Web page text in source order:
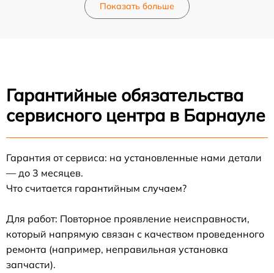
Показать больше
Гарантийные обязательства
сервисного центра в Барнауле
Гарантия от сервиса: на установленные нами детали
— до 3 месяцев.
Что считается гарантийным случаем?
Для работ: Повторное проявление неисправности,
который напрямую связан с качеством проведенного
ремонта (например, неправильная установка
запчасти).